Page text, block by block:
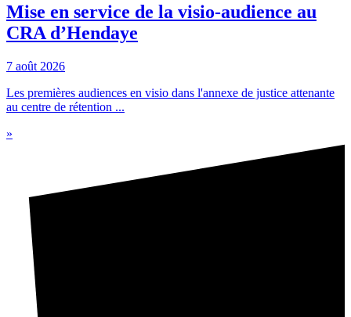
Mise en service de la visio-audience au
CRA d’Hendaye
7 août 2026
Les premières audiences en visio dans l'annexe de justice attenante
au centre de rétention ...
»